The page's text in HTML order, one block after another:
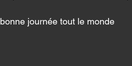
bonne journée tout le monde